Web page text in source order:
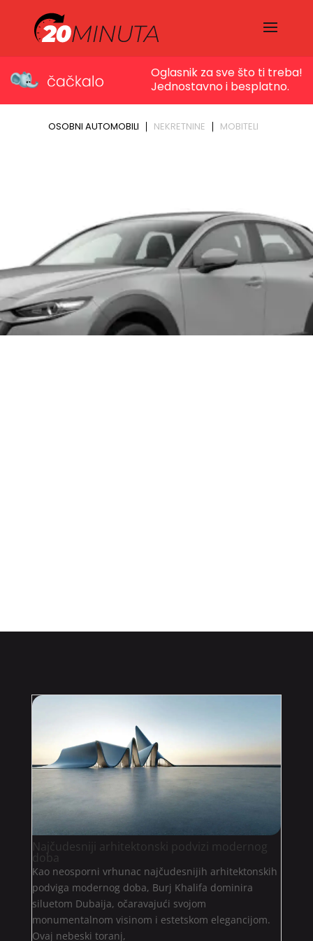
Najčudesniji arhitektonski podvizi modernog
doba
Kao neosporni vrhunac najčudesnijih arhitektonskih
podviga modernog doba, Burj Khalifa dominira
siluetom Dubaija, očaravajući svojom
monumentalnom visinom i estetskom elegancijom.
Ovaj nebeski toranj,